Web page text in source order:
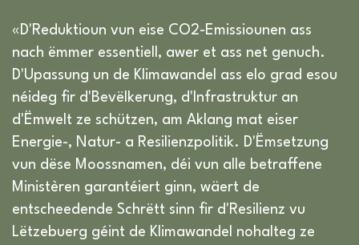
«D'Reduktioun vun eise CO2-Emissiounen ass
nach ëmmer essentiell, awer et ass net genuch.
D'Upassung un de Klimawandel ass elo grad esou
néideg fir d'Bevëlkerung, d'Infrastruktur an
d'Ëmwelt ze schützen, am Aklang mat eiser
Energie-, Natur- a Resilienzpolitik. D'Ëmsetzung
vun dëse Moossnamen, déi vun alle betraffene
Ministèren garantéiert ginn, wäert de
entscheedende Schrëtt sinn fir d'Resilienz vu
Lëtzebuerg géint de Klimawandel nohalteg ze